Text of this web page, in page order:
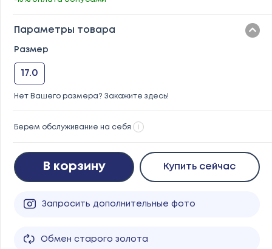
Параметры товара
Размер
17.0
Нет Вашего размера? Закажите здесь!
Берем обслуживание на себя i
В корзину Купить сейчас
Запросить дополнительные фото
Обмен старого золота